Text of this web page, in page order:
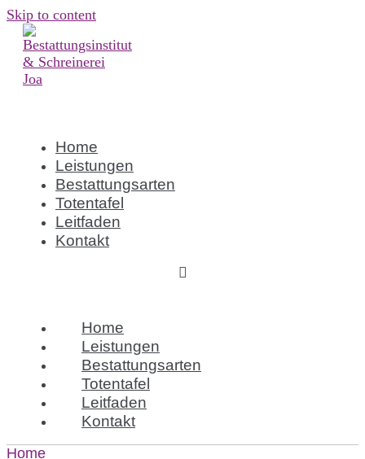
Skip to content
Home
Leistungen
Bestattungsarten
Totentafel
Leitfaden
Kontakt
Home
Leistungen
Bestattungsarten
Totentafel
Leitfaden
Kontakt
Home